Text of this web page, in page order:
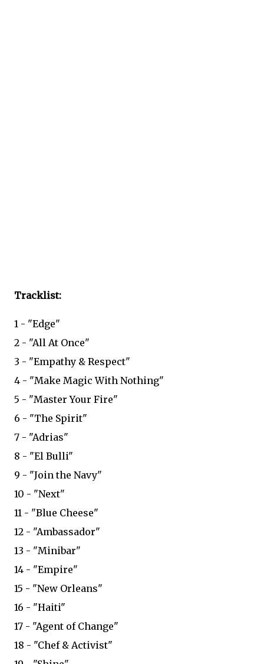
Tracklist:
1 - "Edge"
2 - "All At Once"
3 - "Empathy & Respect"
4 - "Make Magic With Nothing"
5 - "Master Your Fire"
6 - "The Spirit"
7 - "Adrias"
8 - "El Bulli"
9 - "Join the Navy"
10 - "Next"
11 - "Blue Cheese"
12 - "Ambassador"
13 - "Minibar"
14 - "Empire"
15 - "New Orleans"
16 - "Haiti"
17 - "Agent of Change"
18 - "Chef & Activist"